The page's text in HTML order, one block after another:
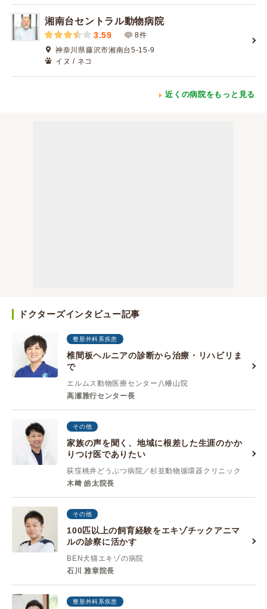
湘南台セントラル動物病院
3.59
8件
神奈川県藤沢市湘南台5-15-9
イヌ / ネコ
近くの病院をもっと見る
ドクターズインタビュー記事
整形外科系疾患
椎間板ヘルニアの診断から治療・リハビリま
で
エルムス動物医療センター八幡山院
高瀬雅行センター長
その他
家族の声を聞く、地域に根差した生涯のかか
りつけ医でありたい
荻窪桃井どうぶつ病院／杉並動物循環器クリニック
木﨑 皓太院長
その他
100匹以上の飼育経験をエキゾチックアニマ
ルの診察に活かす
BEN犬猫エキゾの病院
石川 雅章院長
整形外科系疾患